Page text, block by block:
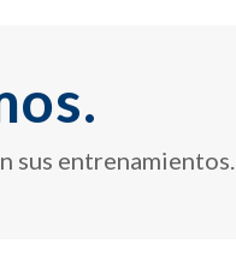
sus entrenamientos.